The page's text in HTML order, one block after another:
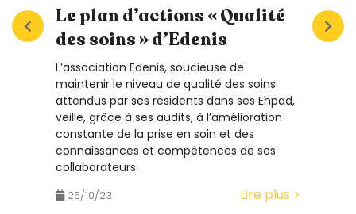
Le plan d’actions « Qualité
des soins » d’Edenis
L’association Edenis, soucieuse de
maintenir le niveau de qualité des soins
attendus par ses résidents dans ses Ehpad,
veille, grâce à ses audits, à l’amélioration
constante de la prise en soin et des
connaissances et compétences de ses
collaborateurs.
25/10/23 Lire plus >